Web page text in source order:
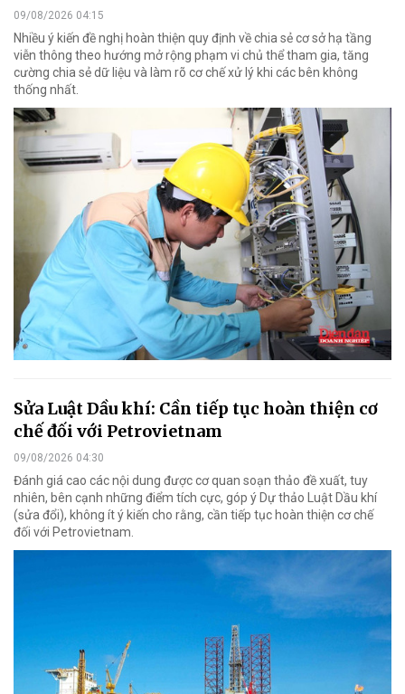
09/08/2026 04:15
Nhiều ý kiến đề nghị hoàn thiện quy định về chia sẻ cơ sở hạ tầng
viễn thông theo hướng mở rộng phạm vi chủ thể tham gia, tăng
cường chia sẻ dữ liệu và làm rõ cơ chế xử lý khi các bên không
thống nhất.
Sửa Luật Dầu khí: Cần tiếp tục hoàn thiện cơ
chế đối với Petrovietnam
09/08/2026 04:30
Đánh giá cao các nội dung được cơ quan soạn thảo đề xuất, tuy
nhiên, bên cạnh những điểm tích cực, góp ý Dự thảo Luật Dầu khí
(sửa đổi), không ít ý kiến cho rằng, cần tiếp tục hoàn thiện cơ chế
đối với Petrovietnam.